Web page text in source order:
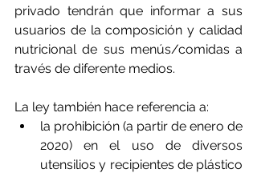
privado tendrán que informar a sus
usuarios de la composición y calidad
nutricional de sus menús/comidas a
través de diferente medios.
La ley también hace referencia a:
la prohibición (a partir de enero de
2020) en el uso de diversos
utensilios y recipientes de plástico